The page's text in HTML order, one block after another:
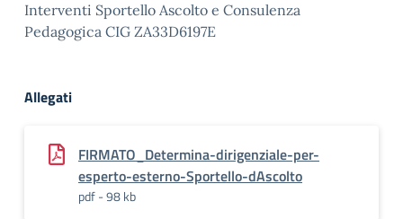
Interventi Sportello Ascolto e Consulenza
Pedagogica CIG ZA33D6197E
Allegati
FIRMATO_Determina-dirigenziale-per-
esperto-esterno-Sportello-dAscolto
pdf - 98 kb